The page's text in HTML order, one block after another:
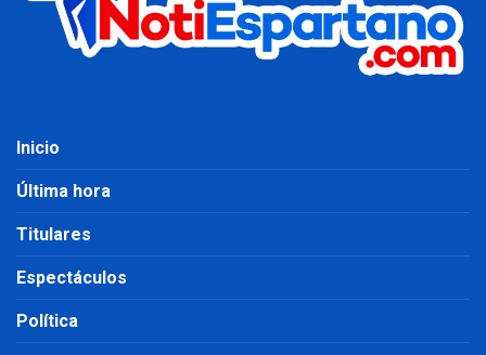
Inicio
Última hora
Titulares
Espectáculos
Política